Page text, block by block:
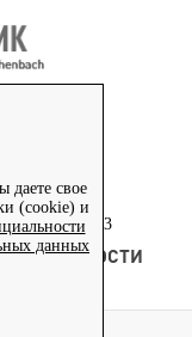
даете свое
(cookie) и
данных
70
д. 23
НОВОСТИ